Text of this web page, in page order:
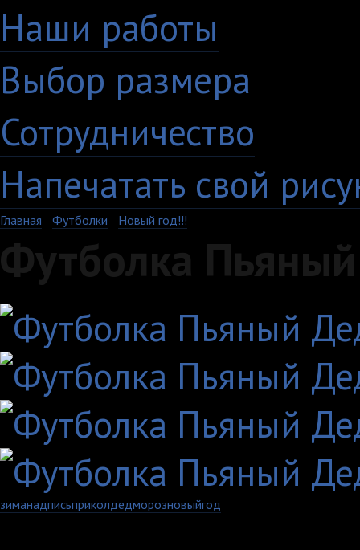
Наши работы
Выбор размера
Сотрудничество
Напечатать свой
Главная Футболки Новый год!!!
Футболка
зиманадписьприколдедморозновыйгод